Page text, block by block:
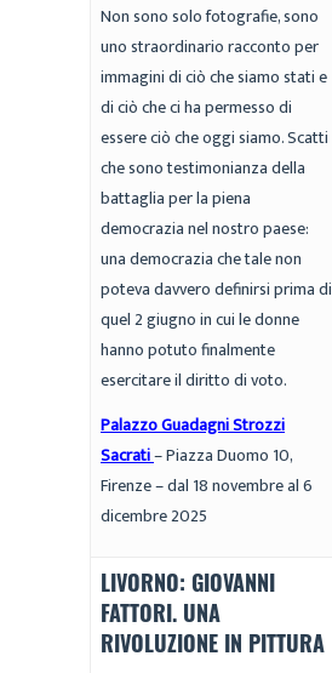
Non sono solo fotografie, sono
uno straordinario racconto per
immagini di ciò che siamo stati e
di ciò che ci ha permesso di
essere ciò che oggi siamo. Scatti
che sono testimonianza della
battaglia per la piena
democrazia nel nostro paese:
una democrazia che tale non
poteva davvero definirsi prima di
quel 2 giugno in cui le donne
hanno potuto finalmente
esercitare il diritto di voto.
Palazzo Guadagni Strozzi
Sacrati– Piazza Duomo 10,
Firenze – dal 18 novembre al 6
dicembre 2025
LIVORNO: GIOVANNI
FATTORI. UNA
RIVOLUZIONE IN PITTURA